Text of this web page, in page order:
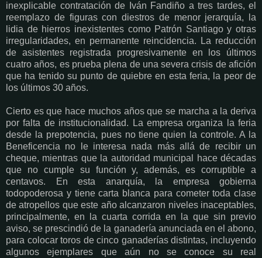
inexplicable contratación de Iván Fandiño a tres tardes, el
reemplazo de figuras con diestros de menor jerarquía, la
lidia de hierros inexistentes como Patrón Santiago y otras
irregularidades, en permanente reincidencia. La reducción
de asistentes registrada progresivamente en los últimos
cuatro años, es prueba plena de una severa crisis de afición
que ha tenido su punto de quiebre en esta feria, la peor de
los últimos 30 años.
Cierto es que hace muchos años que se marcha a la deriva
por falta de institucionalidad. La empresa organiza la feria
desde la prepotencia, pues no tiene quien la controle. A la
Beneficencia no le interesa nada más allá de recibir un
cheque, mientras que la autoridad municipal hace décadas
que no cumple su función y, además, es corruptible a
centavos. En esta anarquía, la empresa gobierna
todopoderosa y tiene carta blanca para cometer toda clase
de atropellos que este año alcanzaron niveles inaceptables,
principalmente, en la cuarta corrida en la que sin previo
aviso, se prescindió de la ganadería anunciada en el abono,
para colocar toros de cinco ganaderías distintas, incluyendo
algunos ejemplares que aún no se conoce su real